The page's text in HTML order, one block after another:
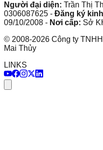
Người đại diện: Trần Thị
0306087625 - Đăng ký
09/10/2008 - Nơi cấp: Sở
© 2008-2026 Công ty
Mai Thủy
LINKS